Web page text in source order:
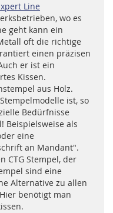
Line
wo es
geht kann ein
oft die richtige
einen präzisen
er ist ein
Kissen.
aus Holz.
ist, so
Bedürfnisse
Beispielsweise als
eine
an Mandant".
CTG Stempel, der
sind eine
Alternative zu allen
benötigt man